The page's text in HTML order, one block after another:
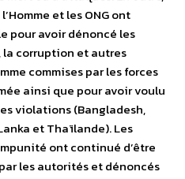
et les ONG ont
pour avoir dénoncé les
corruption et autres
commises par les forces
ainsi que pour avoir voulu
violations (Bangladesh,
et Thaïlande). Les
ont continué d’être
les autorités et dénoncés